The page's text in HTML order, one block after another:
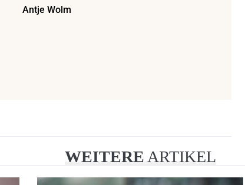
Antje Wolm
WEITEREARTIKEL